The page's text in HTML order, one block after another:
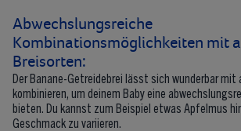
Abwechslungsreiche
Kombinationsmöglichkeiten mit
Breisorten:
Der Banane-Getreidebrei lässt sich wunderbar mit
kombinieren, um deinem Baby eine
bieten. Du kannst zum Beispiel etwas Apfelmus
Geschmack zu variieren.